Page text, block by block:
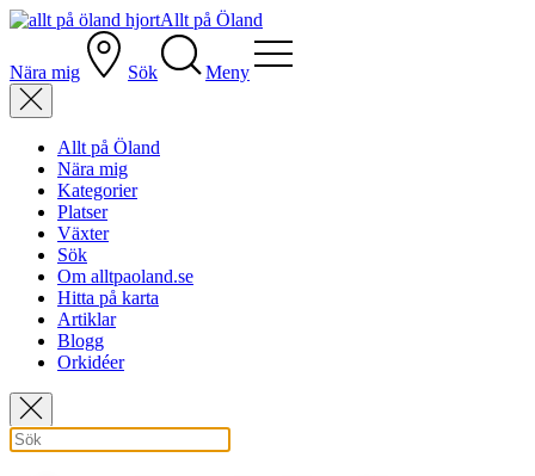
Allt på Öland
Nära mig Sök Meny
Allt på Öland
Nära mig
Kategorier
Platser
Växter
Sök
Om alltpaoland.se
Hitta på karta
Artiklar
Blogg
Orkidéer